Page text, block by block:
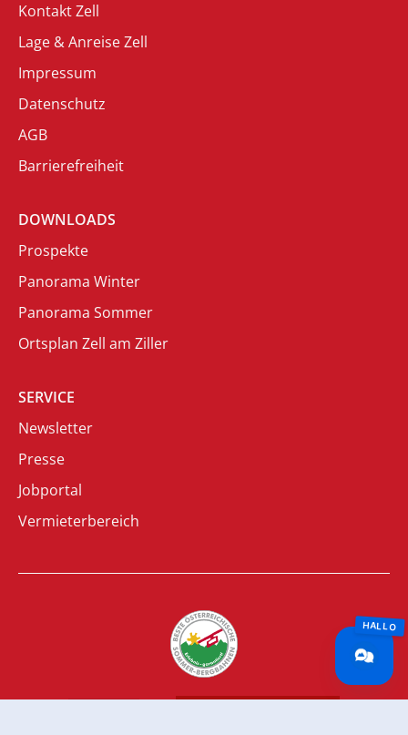
Kontakt Zell
Lage & Anreise Zell
Impressum
Datenschutz
AGB
Barrierefreiheit
DOWNLOADS
Prospekte
Panorama Winter
Panorama Sommer
Ortsplan Zell am Ziller
SERVICE
Newsletter
Presse
Jobportal
Vermieterbereich